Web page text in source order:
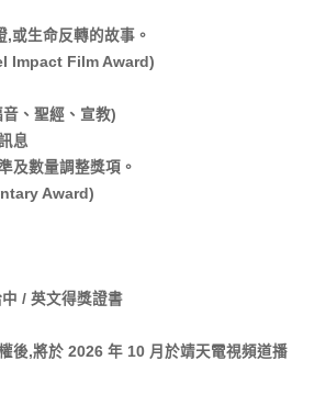
或生命反轉的故事。
Impact Film Award)
、聖經、宣教)
息
及數量調整獎項。
Award)
/ 英文得獎證書
後,將於 2026 年 10 月於靖天電視頻道播